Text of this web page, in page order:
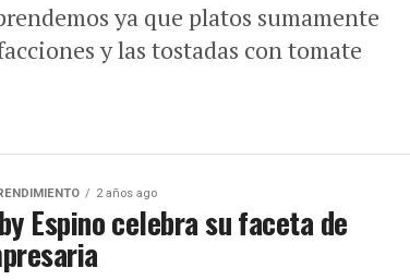
ya que platos sumamente
y las tostadas con tomate
2 años ago
Espino celebra su faceta de